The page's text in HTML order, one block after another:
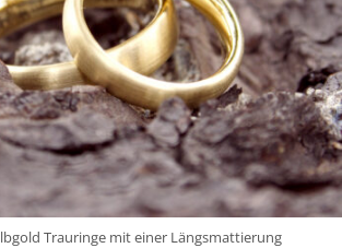
Trauringe mit einer Längsmattierung